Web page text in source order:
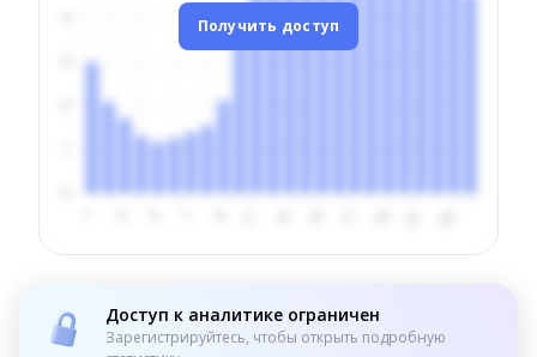
Получить доступ
Доступ к аналитике ограничен
Зарегистрируйтесь, чтобы открыть подробную